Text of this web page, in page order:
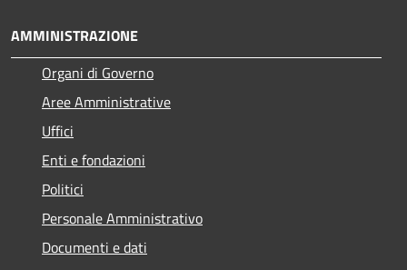
AMMINISTRAZIONE
Organi di Governo
Aree Amministrative
Uffici
Enti e fondazioni
Politici
Personale Amministrativo
Documenti e dati